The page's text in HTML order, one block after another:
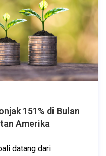
151% di Bulan
Amerika
datang dari